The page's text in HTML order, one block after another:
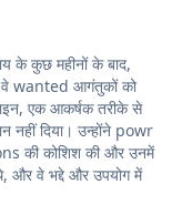
के कुछ महीनों के बाद,
वे wanted आगंतुकों को
एक आकर्षक तरीके से
नहीं दिया। उन्होंने powr
की कोशिश की और उनमें
और वे भद्दे और उपयोग में